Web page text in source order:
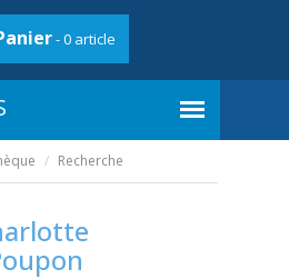
- 0 article
Recherche